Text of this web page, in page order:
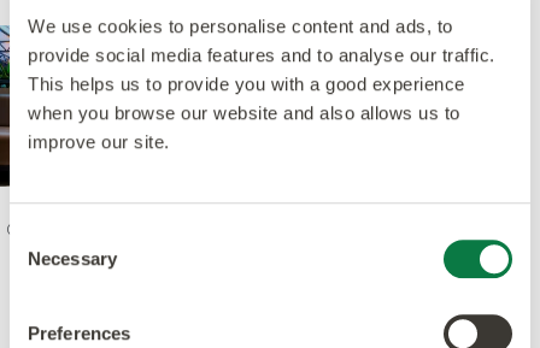
We use cookies to personalise content and ads, to
provide social media features and to analyse our traffic.
This helps us to provide you with a good experience
when you browse our website and also allows us to
improve our site.
Consent
Selection
Necessary
Preferences
Cafeteria und Flure des Croydon College mit
Stone